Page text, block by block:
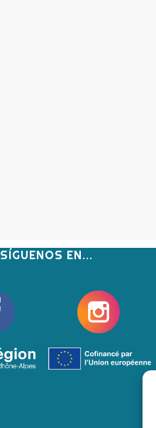
SÍGUENOS EN...